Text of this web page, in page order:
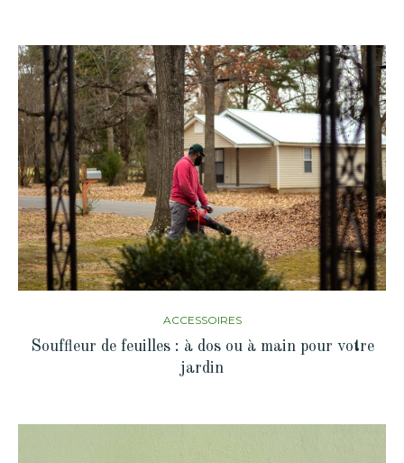
ACCESSOIRES
Souffleur de feuilles : à dos ou à main pour votre
jardin